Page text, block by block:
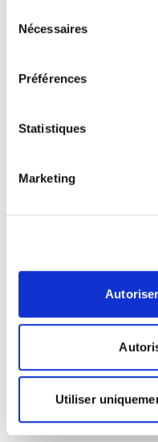
Nécessaires
Préférences
Statistiques
Marketing
Utiliser